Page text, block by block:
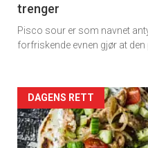
Dagens
rett
trenger
Pisco sour er som navnet
forfriskende evnen gjør at
Artikler
detail
DAGENS RETT